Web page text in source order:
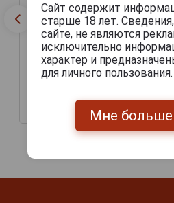
Сигариллы Villiger Black
1 150 руб.
Сайт содержит
старше 18 лет.
сайте, не являются
исключительно
характер и
для личного пользования.
Мне больше